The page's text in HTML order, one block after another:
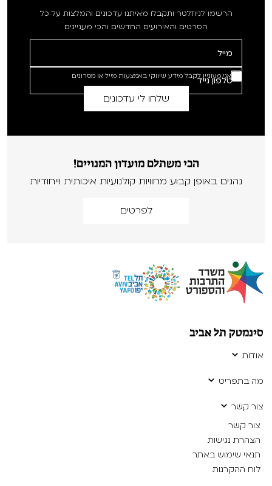
הרשמו לניוזלטר ותקבלו מאיתנו עדכונים והמלצות על כל
הסרטים והאירועים החדשים והכי מעניינים
אני מעוניין לקבל מידע שיווקי באמצעות מייל או מסרונים
הכי משתלם מועדון המנויים!
נהנים באופן קבוע מחוויות קולנועיות איכותית וייחודיות
לפרטים
סינמטק תל אביב
אודות
מה בתפריט
צור קשר
צור קשר
הצהרת נגישות
תנאי שימוש באתר
לוח ההקרנות